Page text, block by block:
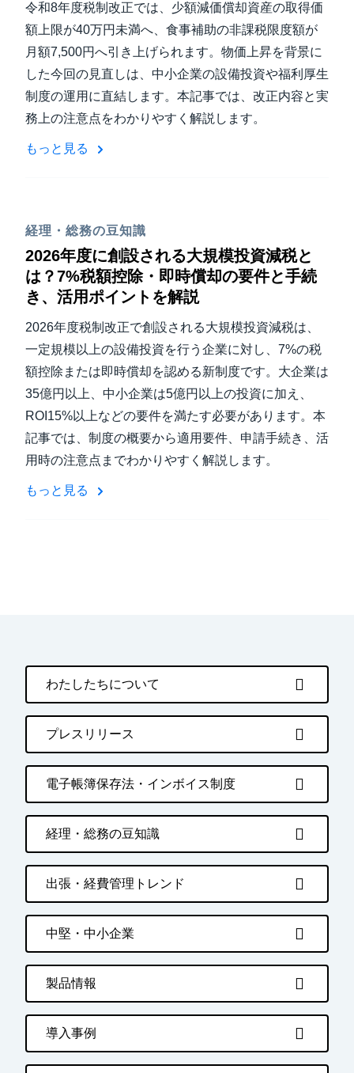
令和8年度税制改正では、少額減価償却資産の取得価
額上限が40万円未満へ、食事補助の非課税限度額が
月額7,500円へ引き上げられます。物価上昇を背景に
した今回の見直しは、中小企業の設備投資や福利厚生
制度の運用に直結します。本記事では、改正内容と実
務上の注意点をわかりやすく解説します。
もっと見る
経理・総務の豆知識
2026年度に創設される大規模投資減税と
は？7%税額控除・即時償却の要件と手続
き、活用ポイントを解説
2026年度税制改正で創設される大規模投資減税は、
一定規模以上の設備投資を行う企業に対し、7%の税
額控除または即時償却を認める新制度です。大企業は
35億円以上、中小企業は5億円以上の投資に加え、
ROI15%以上などの要件を満たす必要があります。本
記事では、制度の概要から適用要件、申請手続き、活
用時の注意点までわかりやすく解説します。
もっと見る
わたしたちについて
プレスリリース
電子帳簿保存法・インボイス制度
経理・総務の豆知識
出張・経費管理トレンド
中堅・中小企業
製品情報
導入事例